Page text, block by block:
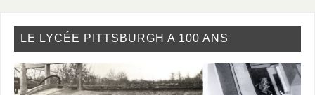
LE LYCÉE PITTSBURGH A 100 ANS